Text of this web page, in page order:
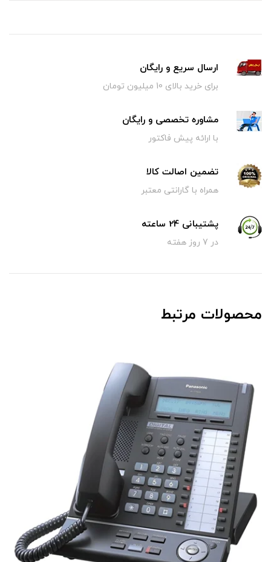
ارسال سریع و رایگان
برای خرید بالای 10 میلیون تومان
مشاوره تخصصی و رایگان
با ارائه پیش فاکتور
تضمین اصالت کالا
همراه با گارانتی معتبر
پشتیبانی 24 ساعته
در 7 روز هفته
محصولات مرتبط